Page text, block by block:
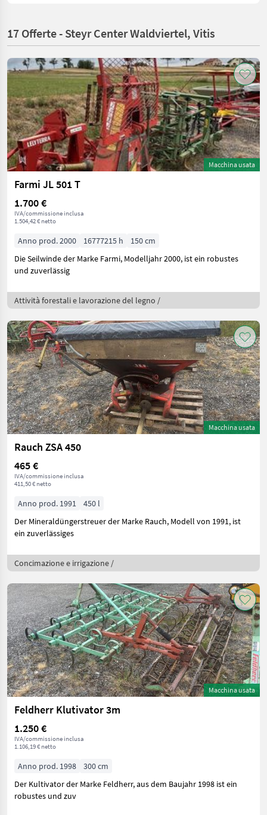
17 Offerte - Steyr Center Waldviertel, Vitis
Macchina usata
Farmi JL 501 T
1.700 €
IVA/commissione inclusa
1.504,42 € netto
Anno prod. 2000 16777215 h
150 cm
Die Seilwinde der Marke Farmi, Modelljahr 2000, ist ein robustes
und zuverlässig
Attività forestali e lavorazione del legno /
Macchina usata
Rauch ZSA 450
465 €
IVA/commissione inclusa
411,50 € netto
Anno prod. 1991
450 l
Der Mineraldüngerstreuer der Marke Rauch, Modell von 1991, ist
ein zuverlässiges
Concimazione e irrigazione /
Macchina usata
Feldherr Klutivator 3m
1.250 €
IVA/commissione inclusa
1.106,19 € netto
Anno prod. 1998
300 cm
Der Kultivator der Marke Feldherr, aus dem Baujahr 1998 ist ein
robustes und zuv